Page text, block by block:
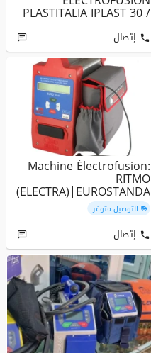
PLASTITALIA IPLAST 30 /
60 / 105
إتصال
Machine Électrofusion:
RITMO
(ELECTRA)|EUROSTANDA
RD|PLASTITALIA|ELMOFI..
. التوصيل متوفر
إتصال